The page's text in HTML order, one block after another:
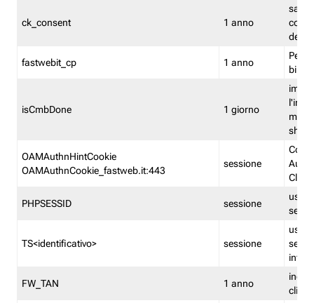
ck_consent 1 anno
salva
dei
fastwebit_cp 1 anno
isCmbDone 1 giorno
shp
OAMAuthnHintCookie
OAMAuthnCookie_fastweb.it:443
sessione
PHPSESSID sessione
TS<identificativo> sessione
FW_TAN 1 anno